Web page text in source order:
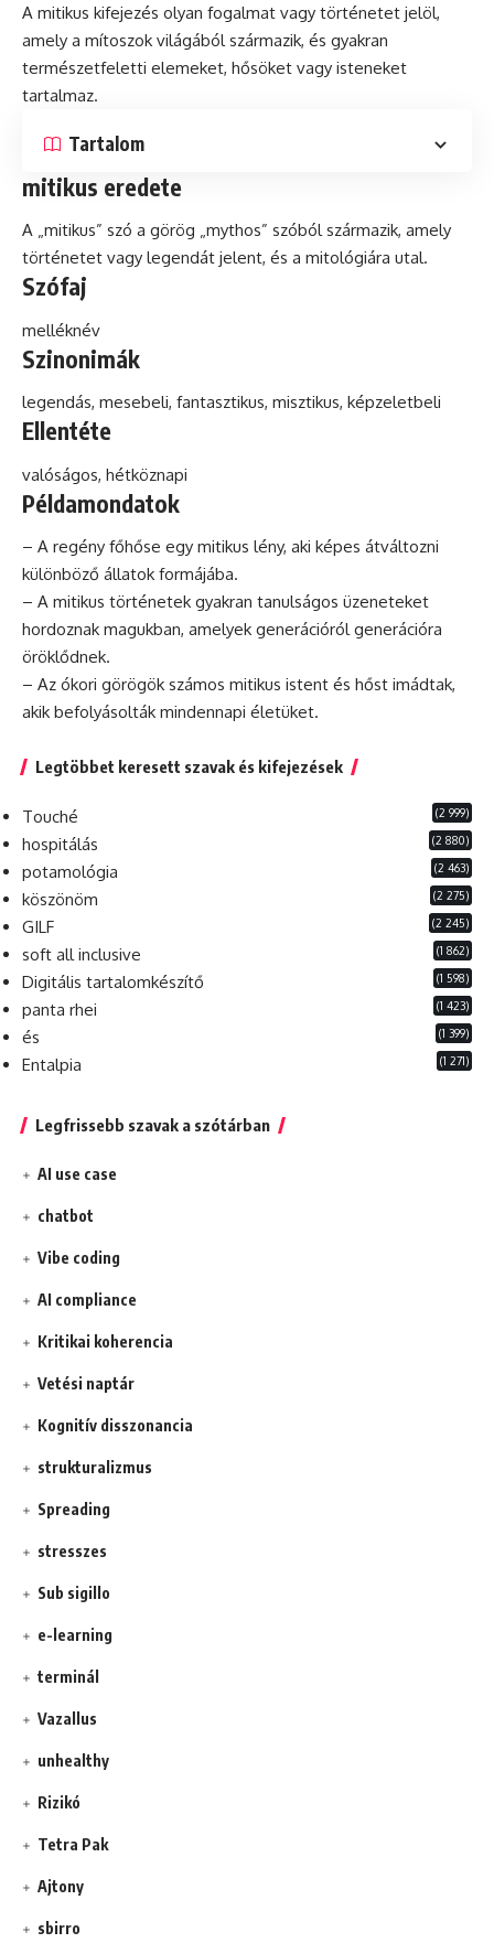
A mitikus kifejezés olyan fogalmat vagy történetet jelöl,
amely a mítoszok világából származik, és gyakran
természetfeletti elemeket, hősöket vagy isteneket
tartalmaz.
Tartalom
mitikus eredete
A „mitikus” szó a görög „mythos” szóból származik, amely
történetet vagy legendát jelent, és a mitológiára utal.
Szófaj
melléknév
Szinonimák
legendás, mesebeli, fantasztikus, misztikus, képzeletbeli
Ellentéte
valóságos, hétköznapi
Példamondatok
– A regény főhőse egy mitikus lény, aki képes átváltozni
különböző állatok formájába.
– A mitikus történetek gyakran tanulságos üzeneteket
hordoznak magukban, amelyek generációról generációra
öröklődnek.
– Az ókori görögök számos mitikus istent és hőst imádtak,
akik befolyásolták mindennapi életüket.
Legtöbbet keresett szavak és kifejezések
Touché (2 999)
hospitálás (2 880)
potamológia (2 463)
köszönöm (2 275)
GILF (2 245)
soft all inclusive (1 862)
Digitális tartalomkészítő (1 598)
panta rhei (1 423)
és (1 399)
Entalpia (1 271)
Legfrissebb szavak a szótárban
AI use case
chatbot
Vibe coding
AI compliance
Kritikai koherencia
Vetési naptár
Kognitív disszonancia
strukturalizmus
Spreading
stresszes
Sub sigillo
e-learning
terminál
Vazallus
unhealthy
Rizikó
Tetra Pak
Ajtony
sbirro